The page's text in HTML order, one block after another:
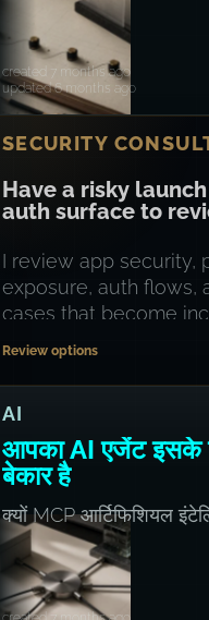
created 7 months ago
updated 6 months ago
SECURITY
Have a risky
auth surface to
I review app security,
exposure, auth flows,
cases that become
Review options
AI
आपका AI एजेंट इसके
बेकार है
क्यों MCP आर्टिफिशियल
का USB-C है।